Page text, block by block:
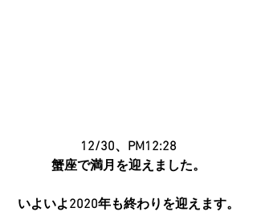
12/30、PM12:28
蟹座で満月を迎えました。
いよいよ2020年も終わりを迎えます。